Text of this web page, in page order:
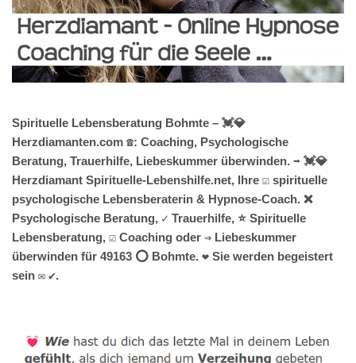
Spirituelle Lebensberatung Bohmte – 💓️💎
Herzdiamanten.com ☎️: Coaching, Psychologische
Beratung, Trauerhilfe, Liebeskummer überwinden. ➡️ 💓️💎
Herzdiamant Spirituelle-Lebenshilfe.net, Ihre ☑️ spirituelle
psychologische Lebensberaterin & Hypnose-Coach. ❌
Psychologische Beratung, ✓ Trauerhilfe, ⭐ Spirituelle
Lebensberatung, ☑️ Coaching oder ⇒ Liebeskummer
überwinden für 49163 ⭕ Bohmte. ❤ Sie werden begeistert
sein ✉ ✔.